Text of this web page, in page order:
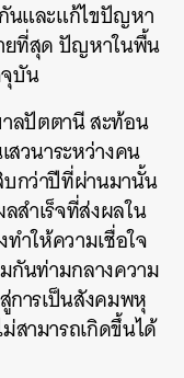
นและแก้ไขปัญหา
ยที่สุด ปัญหาในพื้น
บัน
ลปัตตานี สะท้อน
สวนาระหว่างคน
กว่าปีที่ผ่านมานั้น
สำเร็จที่ส่งผลใน
ทำให้ความเชื่อใจ
กันท่ามกลางความ
การเป็นสังคมพหุ
ามารถเกิดขึ้นได้